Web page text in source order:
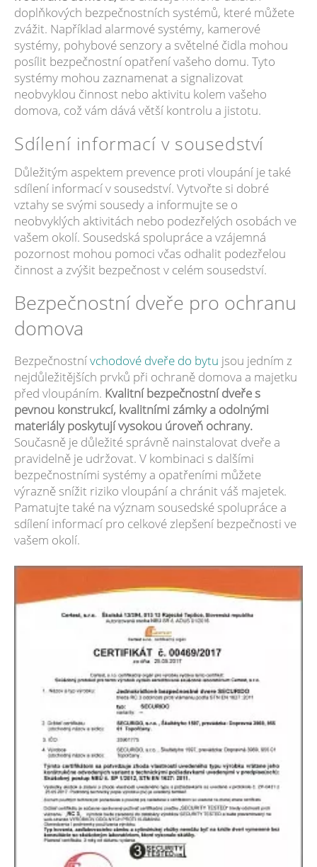
doplňkových bezpečnostních systémů, které můžete
zvážit. Například alarmové systémy, kamerové
systémy, pohybové senzory a světelné čidla mohou
posílit bezpečnostní opatření vašeho domu. Tyto
systémy mohou zaznamenat a signalizovat
neobvyklou činnost nebo aktivitu kolem vašeho
domova, což vám dává větší kontrolu a jistotu.
Sdílení informací v sousedství
Důležitým aspektem prevence proti vloupání je také
sdílení informací v sousedství. Vytvořte si dobré
vztahy se svými sousedy a informujte se o
neobvyklých aktivitách nebo podezřelých osobách ve
vašem okolí. Sousedská spolupráce a vzájemná
pozornost mohou pomoci včas odhalit podezřelou
činnost a zvýšit bezpečnost v celém sousedství.
Bezpečnostní dveře pro ochranu
domova
Bezpečnostnívchodové dveře do bytu jsou jedním z
nejdůležitějších prvků při ochraně domova a majetku
před vloupáním. Kvalitní bezpečnostní dveře s
pevnou konstrukcí, kvalitními zámky a odolnými
materiály poskytují vysokou úroveň ochrany.
Současně je důležité správně nainstalovat dveře a
pravidelně je udržovat. V kombinaci s dalšími
bezpečnostními systémy a opatřeními můžete
výrazně snížit riziko vloupání a chránit váš majetek.
Pamatujte také na význam sousedské spolupráce a
sdílení informací pro celkové zlepšení bezpečnosti ve
vašem okolí.